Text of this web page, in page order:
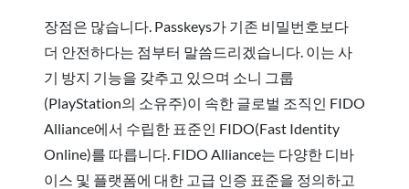
장점은 많습니다. Passkeys가 기존 비밀번호보다
더 안전하다는 점부터 말씀드리겠습니다. 이는 사
기 방지 기능을 갖추고 있으며 소니 그룹
(PlayStation의 소유주)이 속한 글로벌 조직인 FIDO
Alliance에서 수립한 표준인 FIDO(Fast Identity
Online)를 따릅니다. FIDO Alliance는 다양한 디바
이스 및 플랫폼에 대한 고급 인증 표준을 정의하고